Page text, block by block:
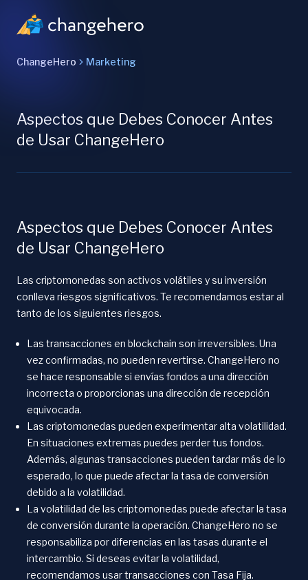
ChangeHero Marketing
Aspectos que Debes Conocer Antes
de Usar ChangeHero
Aspectos que Debes Conocer Antes
de Usar ChangeHero
Las criptomonedas son activos volátiles y su inversión
conlleva riesgos significativos. Te recomendamos estar al
tanto de los siguientes riesgos.
Las transacciones en blockchain son irreversibles. Una
vez confirmadas, no pueden revertirse. ChangeHero no
se hace responsable si envías fondos a una dirección
incorrecta o proporcionas una dirección de recepción
equivocada.
Las criptomonedas pueden experimentar alta volatilidad.
En situaciones extremas puedes perder tus fondos.
Además, algunas transacciones pueden tardar más de lo
esperado, lo que puede afectar la tasa de conversión
debido a la volatilidad.
La volatilidad de las criptomonedas puede afectar la tasa
de conversión durante la operación. ChangeHero no se
responsabiliza por diferencias en las tasas durante el
intercambio. Si deseas evitar la volatilidad,
recomendamos usar transacciones con Tasa Fija.